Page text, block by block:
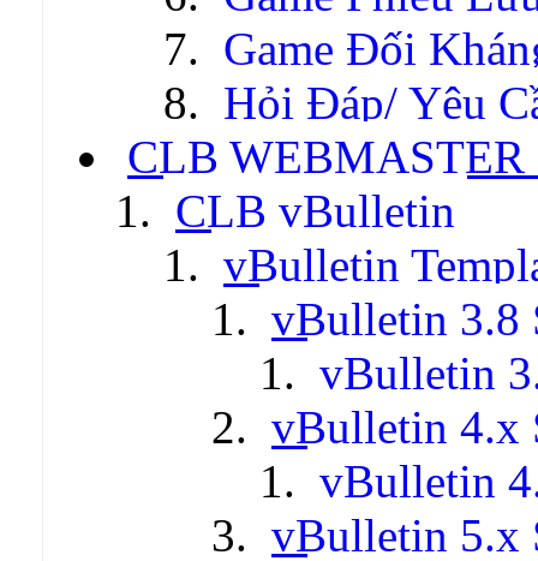
Game Đối
Hỏi Đáp/ Yêu
CLB WEBMASTER
CLB vBulletin
vBulletin
vBulletin 3.8
vBulletin
vBulletin 4.x
vBulletin
vBulletin 5.x